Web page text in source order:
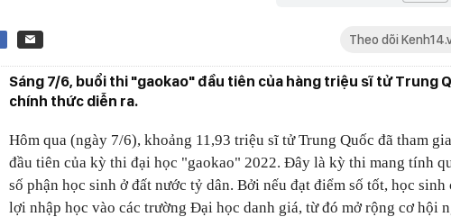
Theo dõi
Sáng 7/6, buổi thi "gaokao" đầu tiên của hàng triệu sĩ tử Trung
chính thức diễn ra.
Hôm qua (ngày 7/6), khoảng 11,93 triệu sĩ tử Trung Quốc đã tham
đầu tiên của kỳ thi đại học "gaokao" 2022. Đây là kỳ thi mang tính
số phận học sinh ở đất nước tỷ dân. Bởi nếu đạt điểm số tốt, học sinh
lợi nhập học vào các trường Đại học danh giá, từ đó mở rộng cơ hội